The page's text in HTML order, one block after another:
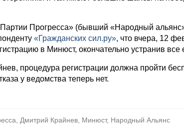
Прогресса» (бывший «Народный
«Гражданских сил.ру», что вчера, 12
в Минюст, окончательно устранив все
процедура регистрации должна пройти
у ведомства теперь нет.
Дмитрий Крайнев, Минюст, Народный Альянс